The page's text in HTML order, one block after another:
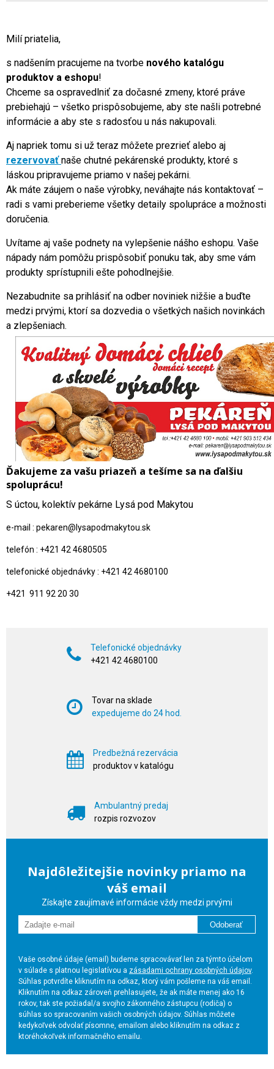
Milí priatelia,
s nadšením pracujeme na tvorbe nového katalógu
produktov a eshopu!
Chceme sa ospravedlniť za dočasné zmeny, ktoré práve
prebiehajú – všetko prispôsobujeme, aby ste našli potrebné
informácie a aby ste s radosťou u nás nakupovali.
Aj napriek tomu si už teraz môžete prezrieť alebo aj
rezervovaťnaše chutné pekárenské produkty, ktoré s
láskou pripravujeme priamo v našej pekárni.
Ak máte záujem o naše výrobky, neváhajte nás kontaktovať –
radi s vami preberieme všetky detaily spolupráce a možnosti
doručenia.
Uvítame aj vaše podnety na vylepšenie nášho eshopu. Vaše
nápady nám pomôžu prispôsobiť ponuku tak, aby sme vám
produkty sprístupnili ešte pohodlnejšie.
Nezabudnite sa prihlásiť na odber noviniek nižšie a buďte
medzi prvými, ktorí sa dozvedia o všetkých našich novinkách
a zlepšeniach.
Ďakujeme za vašu priazeň a tešíme sa na ďalšiu
spoluprácu!
S úctou, kolektív pekárne Lysá pod Makytou
e-mail : pekaren@lysapodmakytou.sk
telefón : +421 42 4680505
telefonické objednávky : +421 42 4680100
+421 911 92 20 30
Telefonické objednávky
+421 42 4680100
Tovar na sklade
expedujeme do 24 hod.
Predbežná rezervácia
produktov v katalógu
Ambulantný predaj
rozpis rozvozov
Najdôležitejšie novinky priamo na
váš email
Získajte zaujímavé informácie vždy medzi prvými
Odoberať
Vaše osobné údaje (email) budeme spracovávať len za týmto účelom
v súlade s platnou legislatívou a zásadami ochrany osobných údajov.
Súhlas potvrdíte kliknutím na odkaz, ktorý vám pošleme na váš email.
Kliknutím na odkaz zároveň prehlasujete, že ak máte menej ako 16
rokov, tak ste požiadal/a svojho zákonného zástupcu (rodiča) o
súhlas so spracovaním vašich osobných údajov. Súhlas môžete
kedykoľvek odvolať písomne, emailom alebo kliknutím na odkaz z
ktoréhokoľvek informačného emailu.